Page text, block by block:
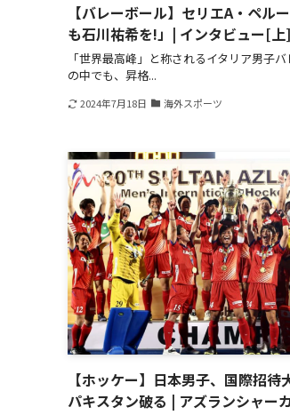
【バレーボール】セリエA・ペル
も石川祐希を!」| インタビュー[上]
「世界最高峰」と称されるイタリア男子
の中でも、昇格...
2024年7月18日 海外スポーツ
【ホッケー】日本男子、国際招
パキスタン破る | アズランシャー